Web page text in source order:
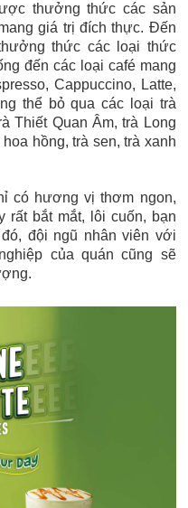
thưởng thức các sản
giá trị đích thực. Đến
thức các loại thức
đến các loại café mang
Cappuccino, Latte,
thể bỏ qua các loại trà
Thiết Quan Âm, trà Long
hồng, trà sen, trà xanh
có hương vị thơm ngon,
rất bắt mắt, lôi cuốn, bạn
đội ngũ nhân viên với
của quán cũng sẽ